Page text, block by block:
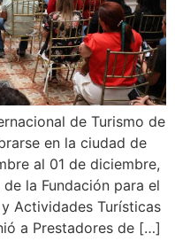
de Turismo de
en la ciudad de
al 01 de diciembre,
la Fundación para el
Actividades Turísticas
a Prestadores de […]